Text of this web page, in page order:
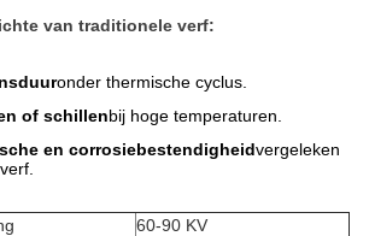
van traditionele verf:
onder thermische cyclus.
of schillenbij hoge temperaturen.
en corrosiebestendigheidvergeleken
60-90 KV